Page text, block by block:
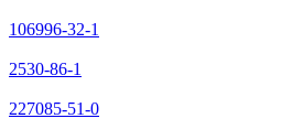
106996-32-1
2530-86-1
227085-51-0